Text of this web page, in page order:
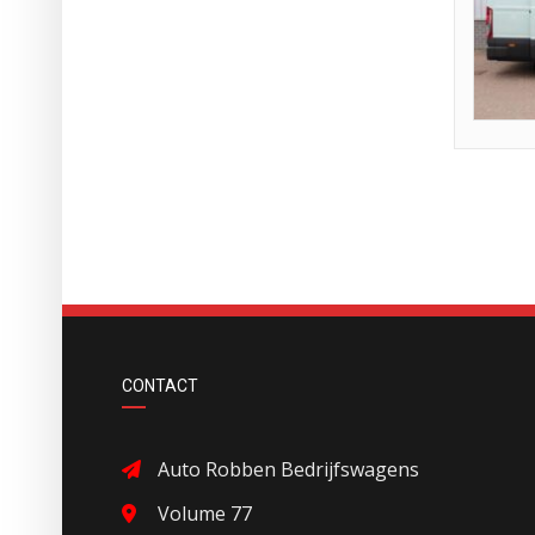
CONTACT
Auto Robben Bedrijfswagens
Volume 77